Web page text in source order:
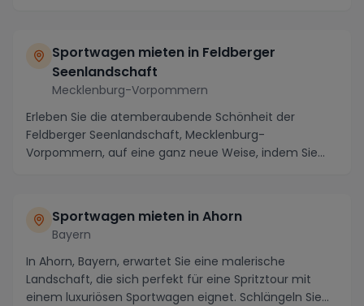
Sportwagen mieten in Feldberger
Seenlandschaft
Mecklenburg-Vorpommern
Erleben Sie die atemberaubende Schönheit der
Feldberger Seenlandschaft, Mecklenburg-
Vorpommern, auf eine ganz neue Weise, indem Sie
Sportwagen mieten in Ahorn
Bayern
In Ahorn, Bayern, erwartet Sie eine malerische
Landschaft, die sich perfekt für eine Spritztour mit
einem luxuriösen Sportwagen eignet. Schlängeln Sie...